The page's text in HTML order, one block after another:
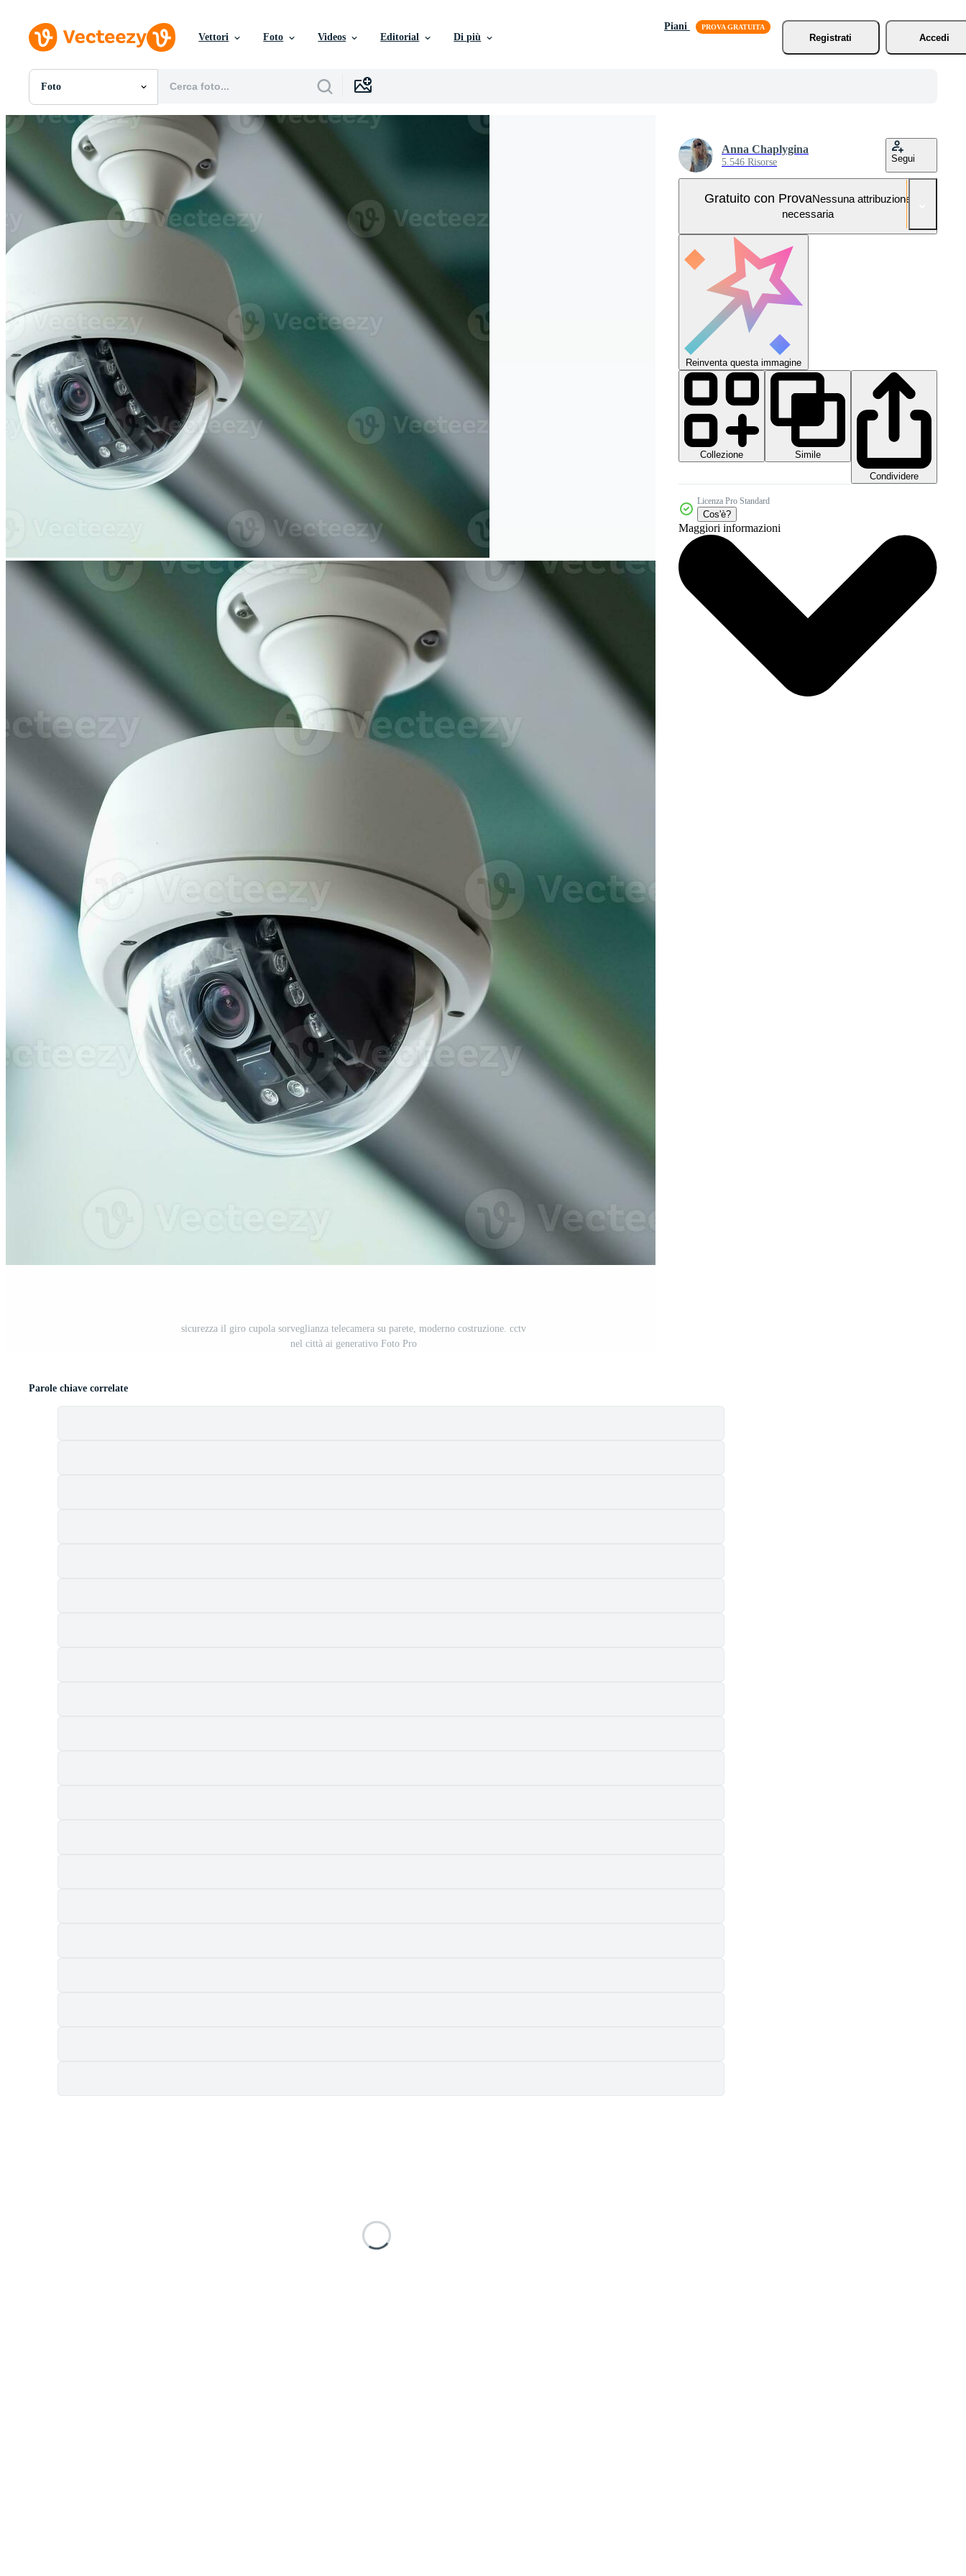
Vettori Foto Videos Editorial Di più
Piani
Registrati
Accedi
Foto
Tutte Immagini
Foto
PNGs
PSDs
SVGs
Modelli
Motion graphics
sicurezza il giro cupola sorveglianza telecamera su parete, moderno costruzione. cctv
nel città ai generativo Foto Pro
Anna Chaplygina
5.546 Risorse Segui
Gratuito con ProvaNessuna attribuzione
necessaria
Reinventa questa immagine
Collezione
Simile
Condividere
Licenza Pro Standard
Cos'è?
Maggiori informazioni
Parole chiave correlate